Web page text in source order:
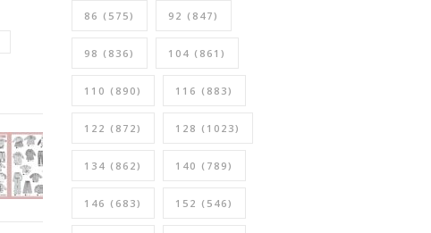
86 (575) 92 (847)
98 (836) 104 (861)
110 (890) 116 (883)
122 (872) 128 (1023)
134 (862) 140 (789)
146 (683) 152 (546)